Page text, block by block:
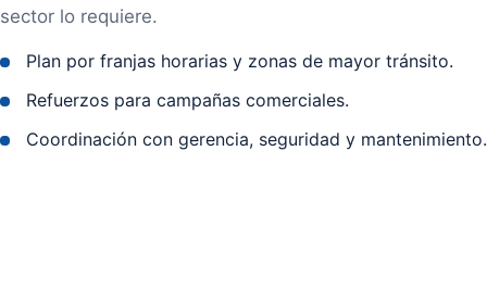
sector lo requiere.
Plan por franjas horarias y zonas de mayor tránsito.
Refuerzos para campañas comerciales.
Coordinación con gerencia, seguridad y mantenimiento.